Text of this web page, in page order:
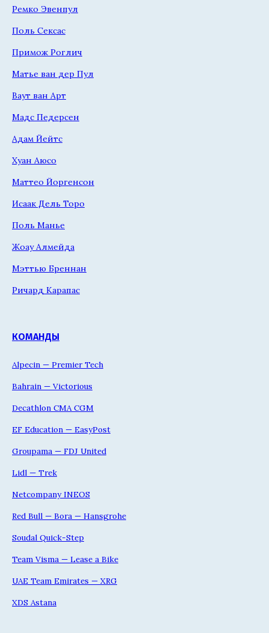
Ремко Эвенпул
Поль Сексас
Примож Роглич
Матье ван дер Пул
Ваут ван Арт
Мадс Педерсен
Адам Йейтс
Хуан Аюсо
Маттео Йоргенсон
Исаак Дель Торо
Поль Манье
Жоау Алмейда
Мэттью Бреннан
Ричард Карапас
КОМАНДЫ
Alpecin — Premier Tech
Bahrain — Victorious
Decathlon CMA CGM
EF Education — EasyPost
Groupama — FDJ United
Lidl — Trek
Netcompany INEOS
Red Bull — Bora — Hansgrohe
Soudal Quick-Step
Team Visma — Lease a Bike
UAE Team Emirates — XRG
XDS Astana